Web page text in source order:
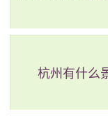
杭州有什么